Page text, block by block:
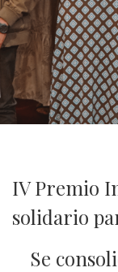
IV Premio
solidario
Se